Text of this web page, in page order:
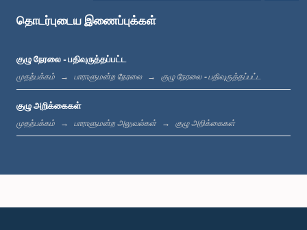
தொடர்புடைய இணைப்புக்கள்
குழு நேரலை - பதிவுருத்தப்பட்ட
முதற்பக்கம் பாராளுமன்ற நேரலை குழு நேரலை - பதிவுருத்தப்பட்ட
குழு அறிக்கைகள்
முதற்பக்கம் பாராளுமன்ற அலுவல்கள் குழு அறிக்கைகள்